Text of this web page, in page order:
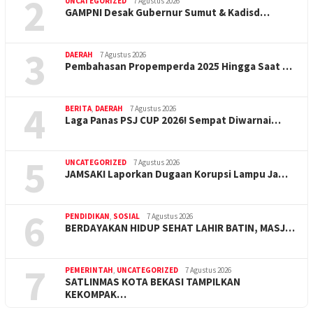
2 GAMPNI Desak Gubernur Sumut & Kadisd…
3 DAERAH 7 Agustus 2026
Pembahasan Propemperda 2025 Hingga Saat …
4 BERITA DAERAH 7 Agustus 2026
Laga Panas PSJ CUP 2026! Sempat Diwarnai…
5 UNCATEGORIZED 7 Agustus 2026
JAMSAKI Laporkan Dugaan Korupsi Lampu Ja…
6 PENDIDIKAN SOSIAL 7 Agustus 2026
BERDAYAKAN HIDUP SEHAT LAHIR BATIN, MASJ…
7 PEMERINTAH UNCATEGORIZED 7 Agustus 2026
SATLINMAS KOTA BEKASI TAMPILKAN
KEKOMPAK…